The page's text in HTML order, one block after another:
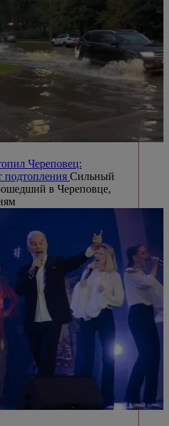
Череповец:
подтопления Сильный
в Череповце,